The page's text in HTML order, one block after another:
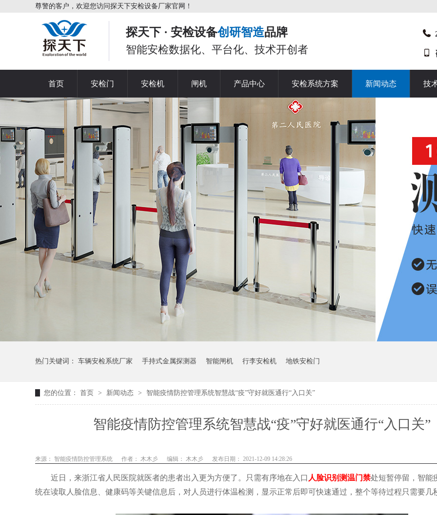
尊警的客户，欢迎您访问探天下安检设备厂家官网！
探天下 · 安检设备创研智造品牌
智能安检数据化、平台化、技术开创者
首页 安检门 安检机 闸机 产品中心 安检系统方案 新闻动态 技
热门关键词： 车辆安检系统厂家 手持式金属探测器 智能闸机 行李安检机 地铁安检门
您的位置： 首页 > 新闻动态 > 智能疫情防控管理系统智慧战“疫”守好就医通行“入口关”
智能疫情防控管理系统智慧战“疫”守好就医通行“入口关”
来源： 智能疫情防控管理系统 作者： 木木彡 编辑： 木木彡 发布日期： 2021-12-09 14:28:26
近日，来浙江省人民医院就医者的患者出入更为方便了。只需有序地在入口 人脸识别测温门禁处短暂停留，智能
统在读取人脸信息、健康码等关键信息后，对人员进行体温检测，显示正常后即可快速通过，整个等待过程只需要几